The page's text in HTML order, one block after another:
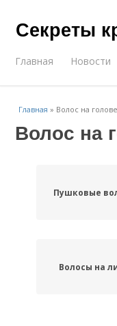
Секреты
Главная Новости
Главная » Волос на голове
Волос на
Пушковые
Волосы на